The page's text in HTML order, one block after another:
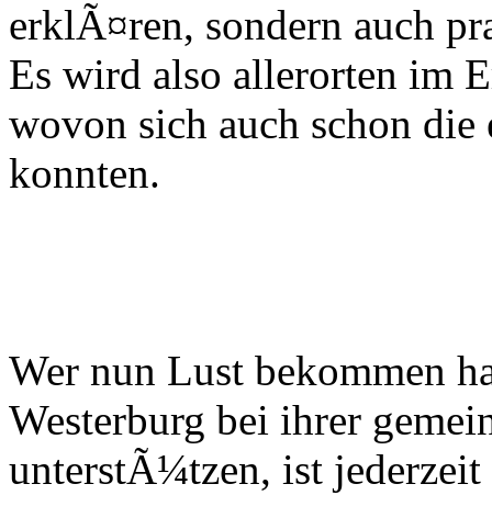
erklÃ¤ren, sondern auch
Es wird also allerorten im
wovon sich auch schon
konnten.
Wer nun Lust bekommen
Westerburg bei ihrer
unterstÃ¼tzen, ist